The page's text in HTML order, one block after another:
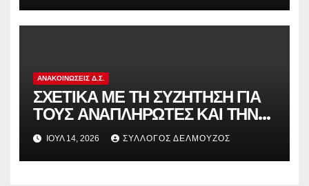
ΑΝΑΚΟΙΝΏΣΕΙΣ Δ.Σ.
ΣΧΕΤΙΚΑ ΜΕ ΤΗ ΣΥΖΗΤΗΣΗ ΓΙΑ
ΤΟΥΣ ΑΝΑΠΛΗΡΩΤΕΣ ΚΑΙ ΤΗΝ
ΠΑΡΑΠΟΜΠΗ ΤΗΣ ΕΛΛΑΔΑΣ
ΣΤΟ ΕΥΡΩΠΑΪΚΟ ΔΙΚΑΣΤΗΡΙΟ
ΙΟΎΛ 14, 2026 ΣΎΛΛΟΓΟΣ ΔΕΛΜΟΎΖΟΣ